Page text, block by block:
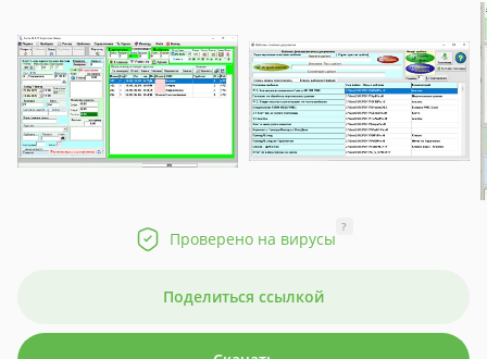
Проверено на вирусы
?
Поделиться ссылкой